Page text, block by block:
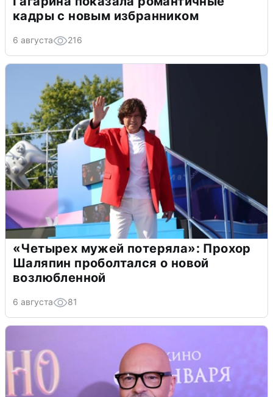
кадры с новым избранником
6 августа 216
«Четырех мужей потеряла»: Прохор
Шаляпин проболтался о новой
возлюбленной
6 августа 81